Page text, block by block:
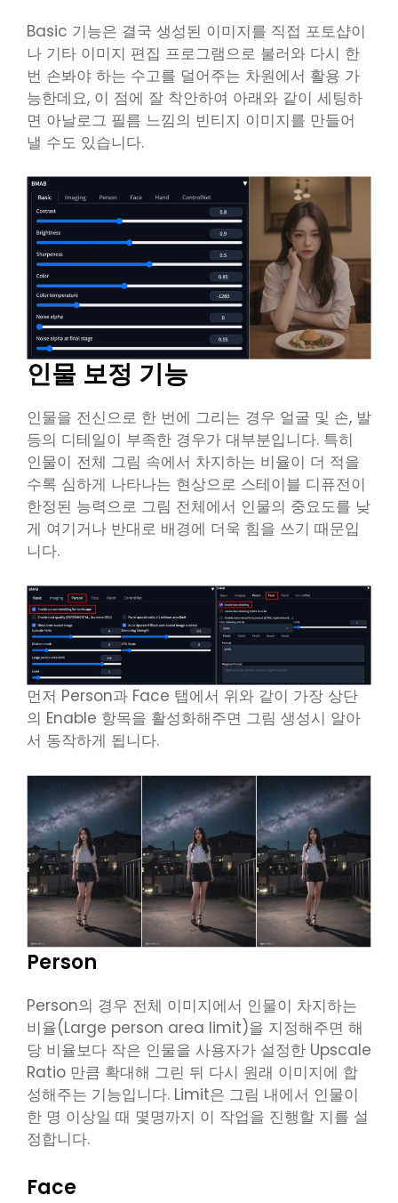
Basic 기능은 결국 생성된 이미지를 직접 포토샵이
나 기타 이미지 편집 프로그램으로 불러와 다시 한
번 손봐야 하는 수고를 덜어주는 차원에서 활용 가
능한데요, 이 점에 잘 착안하여 아래와 같이 세팅하
면 아날로그 필름 느낌의 빈티지 이미지를 만들어
낼 수도 있습니다.
인물 보정 기능
인물을 전신으로 한 번에 그리는 경우 얼굴 및 손, 발
등의 디테일이 부족한 경우가 대부분입니다. 특히
인물이 전체 그림 속에서 차지하는 비율이 더 적을
수록 심하게 나타나는 현상으로 스테이블 디퓨전이
한정된 능력으로 그림 전체에서 인물의 중요도를 낮
게 여기거나 반대로 배경에 더욱 힘을 쓰기 때문입
니다.
먼저 Person과 Face 탭에서 위와 같이 가장 상단
의 Enable 항목을 활성화해주면 그림 생성시 알아
서 동작하게 됩니다.
Person
Person의 경우 전체 이미지에서 인물이 차지하는
비율(Large person area limit)을 지정해주면 해
당 비율보다 작은 인물을 사용자가 설정한 Upscale
Ratio 만큼 확대해 그린 뒤 다시 원래 이미지에 합
성해주는 기능입니다. Limit은 그림 내에서 인물이
한 명 이상일 때 몇명까지 이 작업을 진행할 지를 설
정합니다.
Face